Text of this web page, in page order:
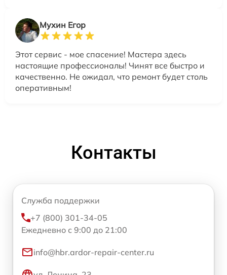
Мухин Егор
Этот сервис - мое спасение! Мастера здесь
настоящие профессионалы! Чинят все быстро и
качественно. Не ожидал, что ремонт будет столь
оперативным!
Контакты
Служба поддержки
+7 (800) 301-34-05
Ежедневно с 9:00 до 21:00
info@hbr.ardor-repair-center.ru